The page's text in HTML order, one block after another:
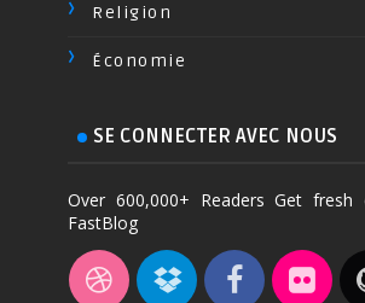
Religion
Économie
SE CONNECTER AVEC NOUS
Over 600,000+ Readers Get
FastBlog